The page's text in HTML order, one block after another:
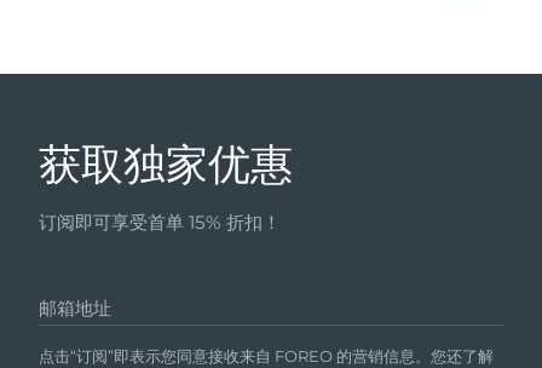
获取独家优惠
订阅即可享受首单 15% 折扣！
邮箱地址
点击“订阅”即表示您同意接收来自 FOREO 的营销信息。您还了解